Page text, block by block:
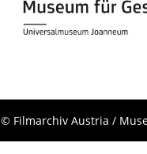
© Filmarchiv Austria /